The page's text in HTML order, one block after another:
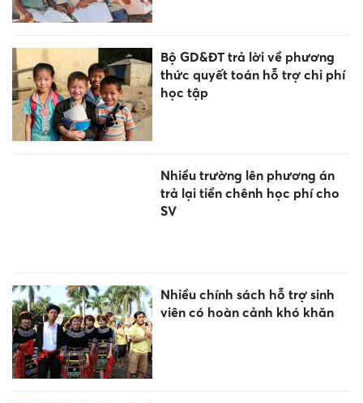
Bộ GD&ĐT trả lời về phương
thức quyết toán hỗ trợ chi phí
học tập
Nhiều trường lên phương án
trả lại tiền chênh học phí cho
SV
Nhiều chính sách hỗ trợ sinh
viên có hoàn cảnh khó khăn